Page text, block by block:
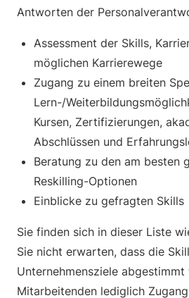
Antworten der
Assessment der Skills,
möglichen Karrierewege
Zugang zu einem breiten
Lern-/
Kursen, Zertifizierungen,
Abschlüssen und
Beratung zu den am besten
Reskilling-Optionen
Einblicke zu gefragten Skills
Sie finden sich in dieser Liste
Sie nicht erwarten, dass die
Unternehmensziele
Mitarbeitenden lediglich